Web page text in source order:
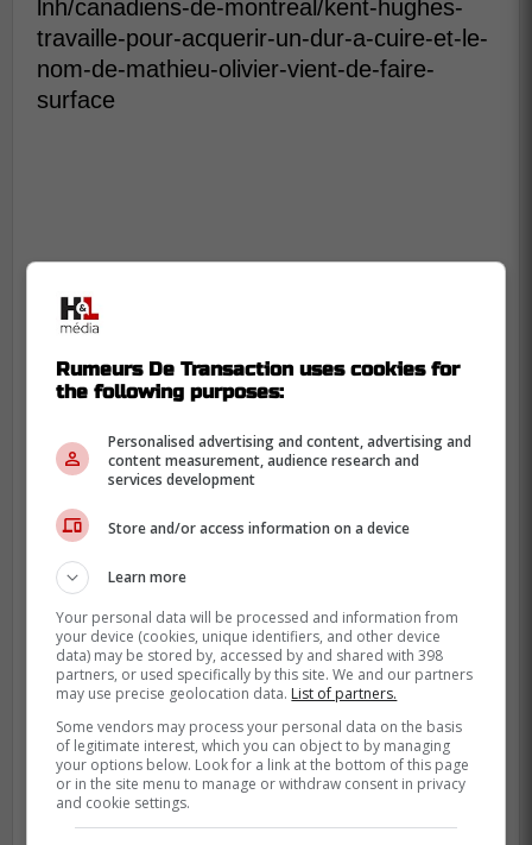
lnh/canadiens-de-montreal/kent-hughes-
travaille-pour-acquerir-un-dur-a-cuire-et-le-
nom-de-mathieu-olivier-vient-de-faire-
surface
Précédemment surRumeurs De
Transaction
C'est maintenant confirmé pour Kaiden
Guhle
Martin St-Louis demande à Kent Hughes
de s'entretenir avec le DG des Sénateurs
Rumeurs De Transaction uses cookies for
the following purposes:
Personalised advertising and content, advertising and
content measurement, audience research and
services development
Store and/or access information on a device
Learn more
Your personal data will be processed and information from
your device (cookies, unique identifiers, and other device
data) may be stored by, accessed by and shared with 398
partners, or used specifically by this site. We and our partners
may use precise geolocation data. List of partners.
Some vendors may process your personal data on the basis
of legitimate interest, which you can object to by managing
your options below. Look for a link at the bottom of this page
or in the site menu to manage or withdraw consent in privacy
and cookie settings.